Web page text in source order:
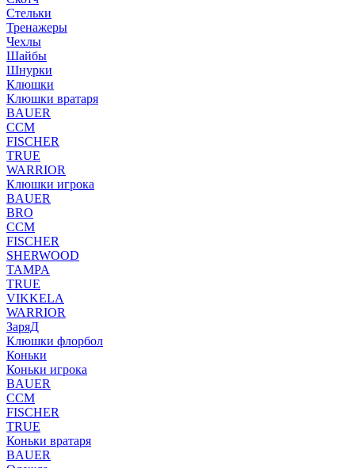
Стельки
Тренажеры
Чехлы
Шайбы
Шнурки
Клюшки
Клюшки вратаря
BAUER
CCM
FISCHER
TRUE
WARRIOR
Клюшки игрока
BAUER
BRO
CCM
FISCHER
SHERWOOD
TAMPA
TRUE
VIKKELA
WARRIOR
ЗаряД
Клюшки флорбол
Коньки
Коньки игрока
BAUER
CCM
FISCHER
TRUE
Коньки вратаря
BAUER